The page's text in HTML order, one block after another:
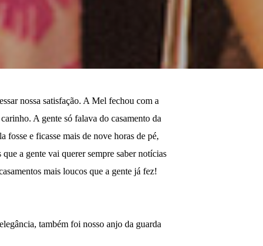
nossa satisfação. A Mel fechou com a
A gente só falava do casamento da
e ficasse mais de nove horas de pé,
a gente vai querer sempre saber notícias
mais loucos que a gente já fez!
também foi nosso anjo da guarda